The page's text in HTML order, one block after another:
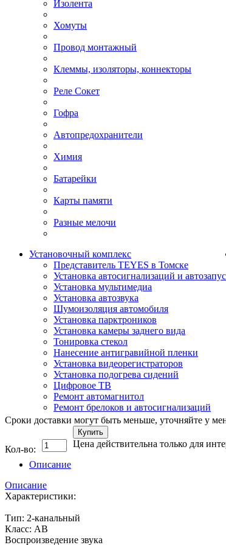
Изолента
Хомуты
Провод монтажный
Клеммы, изоляторы, коннекторы
Реле Сокет
Гофра
Автопредохранители
Химия
Батарейки
Карты памяти
Разные мелочи
Установочный комплекс
Представитель TEYES в Томске
Установка автосигнализаций и
Установка мультимедиа
Установка автозвука
Шумоизоляция автомобиля
Установка парктроников
Установка камеры заднего вида
Тонировка стекол
Нанесение антигравийной пленки
Установка видеорегистраторов
Установка подогрева сидений
Цифровое ТВ
Ремонт автомагнитол
Ремонт брелоков и автосигнализаций
Сроки доставки могут быть меньше, уточняйте у
Кол-во:
Купить
Цена действительна только для
Описание
Описание
Характеристики:
Тип: 2-канальный
Класс: АВ
Воспроизведение звука